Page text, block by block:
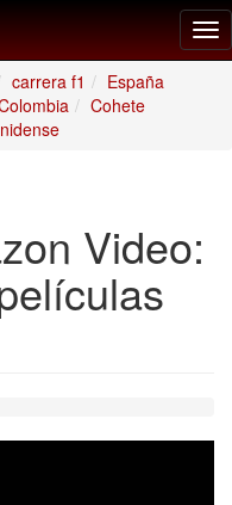
carrera f1
España
Cohete
Video: